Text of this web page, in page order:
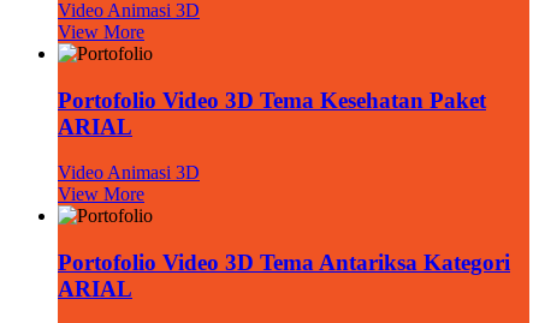
Video Animasi 3D
View More
Portofolio Video 3D Tema Kesehatan Paket
ARIAL
Video Animasi 3D
View More
Portofolio Video 3D Tema Antariksa Kategori
ARIAL